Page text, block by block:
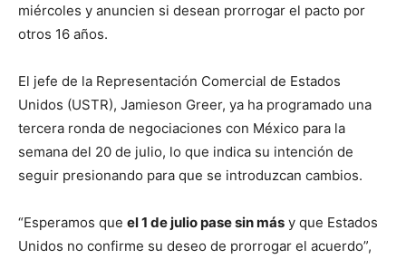
miércoles y anuncien si desean prorrogar el pacto por
otros 16 años.
El jefe de la Representación Comercial de Estados
Unidos (USTR), Jamieson Greer, ya ha programado una
tercera ronda de negociaciones con México para la
semana del 20 de julio, lo que indica su intención de
seguir presionando para que se introduzcan cambios.
“Esperamos que el 1 de julio pase sin más y que Estados
Unidos no confirme su deseo de prorrogar el acuerdo”,